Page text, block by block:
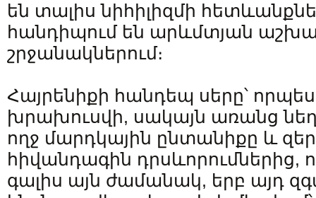
են տալիս նիհիլիզմի
հանդիպում են արևմտյան
շրջանակներում։
Հայրենիքի հանդեպ սերը՝
խրախուսվի, սակայն առանց
ողջ մարդկային ընտանիքը և
հիվանդագին դրսևորումներից,
գալիս այն ժամանակ, երբ այդ